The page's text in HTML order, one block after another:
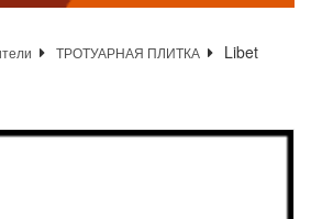
ТРОТУАРНАЯ ПЛИТКА Libet